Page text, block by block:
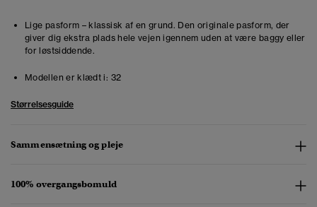
Lige pasform – klassisk af en grund. Den originale pasform, der
giver dig ekstra plads hele vejen igennem uden at være baggy eller
for løstsiddende.
Modellen er klædt i: 32
Størrelsesguide
Sammensætning og pleje
100% overgangsbomuld